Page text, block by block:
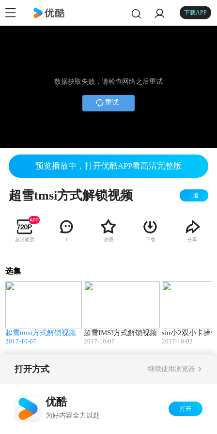
下载APP
数据获取失败，请检查网络之后重试
重试
预览播放中，打开优酷APP看高清完整版
超雪tmsi方式解锁视频 +追
超清画质 1 收藏 下载 分享
选集
超雪tmsi方式解锁视频
2017-10-07
超雪IMSI方式解锁视频
2017-10-07
sin小2双小卡操
2017-10-02
打开方式 继续使用浏览器
优酷
为好内容全力以赴
打开